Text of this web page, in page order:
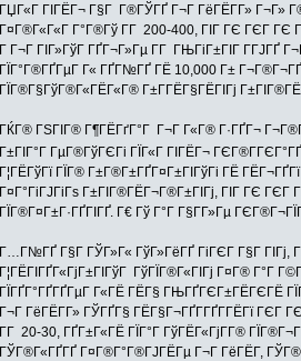
ГЏГ«Г ГІГЁГ¬ Г§Г Г®ГЎГҐ Г¬Г ГёГЁГ­Г» Г¬Г»
Г¤Г®Г«Г«Г Г°Г®Гў Г­Г 200-400, ГІГ ГЄ ГЄГ ГЄ
Г Г¬Г ГІГ»ГўГ ГҐГ¬Г»Гµ Г­Г ГЊГіГ±ГІГ Г­ГЈГҐ
ГЇГ°Г®ГҐГµГ Г« ГҐГ№ГҐ ГЁ 10,000 Г±
ГЇГ®Г§ГўГ®Г«ГЁГ«Г® Г±Г­ГЁГ§ГЁГІГј
ГЌГ® ГЅГІГ® Г¶ГЁГґГ°Г Г¬Г Г«Г® Г·ГҐГ¬
Г±ГІГ°Г ГµГ®ГўГЄГі ГЇГ«Г ГІГЁГ¬
Г¦ГЁГўГї ГЇГ® Г±Г®Г±ГҐГ¤Г±ГІГўГі ГЁ
Г¤Г°ГіГЈГіГѕ Г±ГІГ®ГЁГ¬Г®Г±ГІГј, ГІГ ГЄ ГЄГ
ГЇГ®Г¤Г±Г·ГҐГІГҐ. Г€ Гў Г°Г Г§Г­Г»Гµ
Г…Г№ГҐ Г§Г ГЎГ»Г« ГўГ»ГёГҐ ГіГЄГ Г§Г ГІГј,
Г¦ГЁГІГҐГ«ГјГ±ГІГўГ ГўГЇГ®Г«ГІГј Г¤Г®
ГЇГҐГ°ГҐГҐГµГ Г«ГЁ ГЁГ§ ГЊГҐГЄГ±ГЁГЄГЁ
Г¬Г ГёГЁГ­Г» ГЎГҐГ§ ГЁГ§Г¬ГҐГ­ГҐГ­ГЁГї ГЄГ
Г­Г 20-30, ГҐГ±Г«ГЁ ГЇГ°Г ГўГЁГ«ГјГ­Г®
ГЎГ®Г«ГҐГҐ Г¤Г®Г°Г®ГЈГЁГµ Г¬Г ГёГЁГ­,